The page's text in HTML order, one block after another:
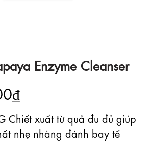
Enzyme Cleanser
Chiết xuất từ quả đu đủ giúp
nhẹ nhàng đánh bay tế